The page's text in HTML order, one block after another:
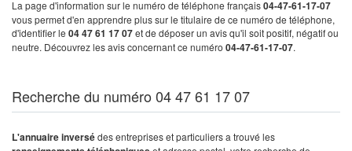
La page d'information sur le numéro de téléphone français04-47-61-17-07
vous permet d'en apprendre plus sur le titulaire de ce numéro de téléphone,
d'identifier le 04 47 61 17 07et de déposer un avis qu'il soit positif, négatif ou
neutre. Découvrez les avis concernant ce numéro 04-47-61-17-07.
Recherche du numéro 04 47 61 17 07
L'annuaire inversédes entreprises et particuliers a trouvé les